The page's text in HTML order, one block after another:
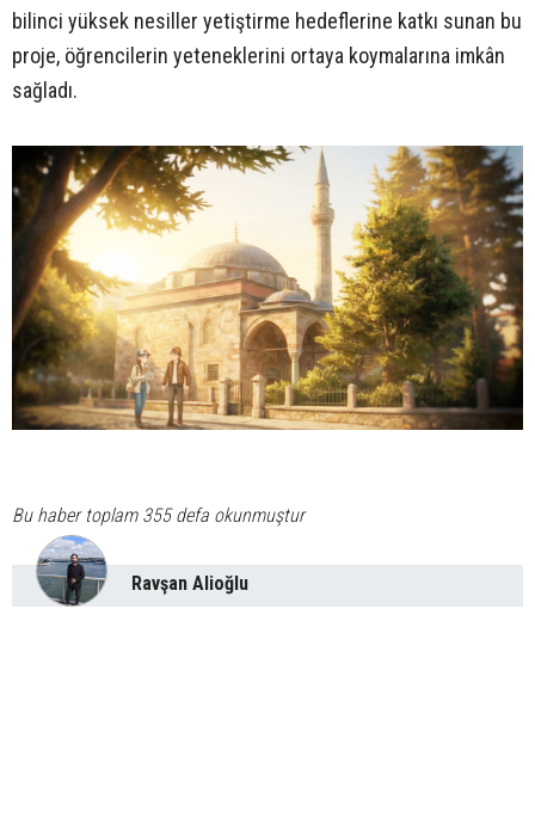
bilinci yüksek nesiller yetiştirme hedeflerine katkı sunan bu
proje, öğrencilerin yeteneklerini ortaya koymalarına imkân
sağladı.
Bu haber toplam 355 defa okunmuştur
Ravşan Alioğlu